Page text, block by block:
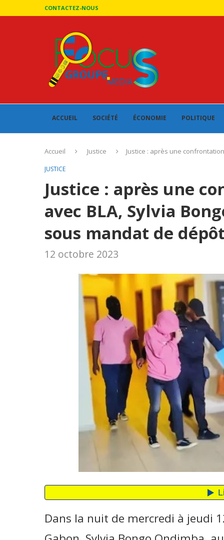
CONTACTEZ-NOUS
ACCUEIL SOCIÉTÉ ÉCONOMIE POLITIQUE
Accueil Justice Justice : après une
JUSTICE
Justice : après une
avec BLA, Sylvia
sous mandat de
12 octobre 2023
Dans la nuit de mercredi à jeudi